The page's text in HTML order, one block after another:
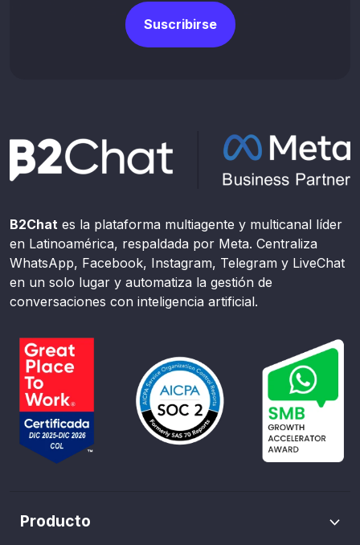
Suscribirse
B2Chat es la plataforma multiagente y multicanal líder
en Latinoamérica, respaldada por Meta. Centraliza
WhatsApp, Facebook, Instagram, Telegram y LiveChat
en un solo lugar y automatiza la gestión de
conversaciones con inteligencia artificial.
Producto